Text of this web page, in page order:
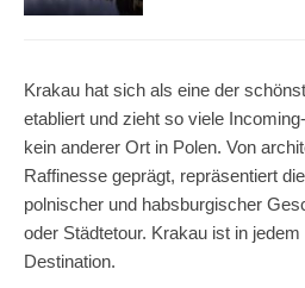
Krakau hat sich als eine der
etabliert und zieht so viele
kein anderer Ort in Polen. Von
Raffinesse geprägt, repräsentiert
polnischer und habsburgischer
oder Städtetour. Krakau ist in
Destination.